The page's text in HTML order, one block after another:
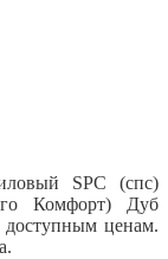
SPC (спс)
Комфорт) Дуб
ценам.